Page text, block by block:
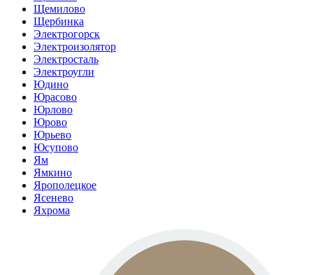
Щемилово
Щербинка
Электрогорск
Электроизолятор
Электросталь
Электроугли
Юдино
Юрасово
Юрлово
Юрово
Юрьево
Юсупово
Ям
Ямкино
Ярополецкое
Ясенево
Яхрома